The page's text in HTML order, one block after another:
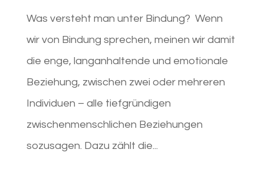
Was versteht man unter Bindung? Wenn
wir von Bindung sprechen, meinen wir damit
die enge, langanhaltende und emotionale
Beziehung, zwischen zwei oder mehreren
Individuen – alle tiefgründigen
zwischenmenschlichen Beziehungen
sozusagen. Dazu zählt die...